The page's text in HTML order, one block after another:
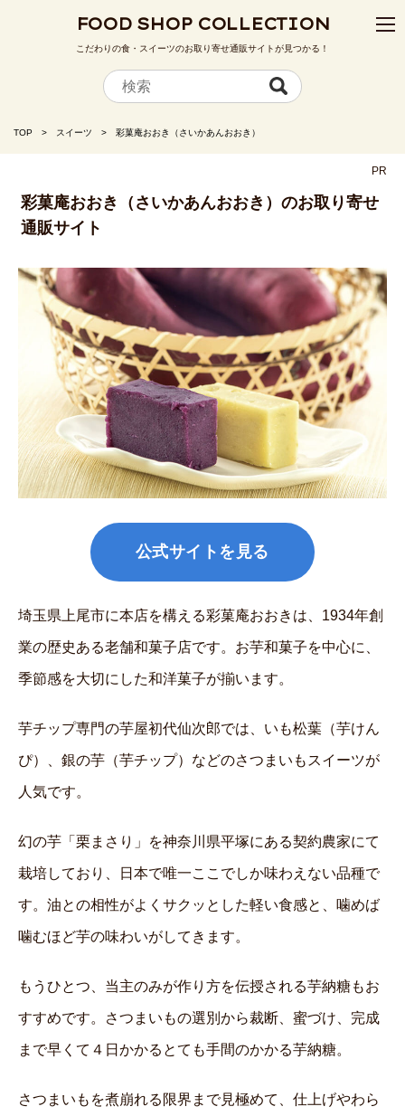
FOOD SHOP COLLECTION
こだわりの食・スイーツのお取り寄せ通販サイトが見つかる！
TOP スイーツ 彩菓庵おおき（さいかあんおおき）
PR
彩菓庵おおき（さいかあんおおき）のお取り寄せ
通販サイト
公式サイトを見る
埼玉県上尾市に本店を構える彩菓庵おおきは、1934年創
業の歴史ある老舗和菓子店です。お芋和菓子を中心に、
季節感を大切にした和洋菓子が揃います。
芋チップ専門の芋屋初代仙次郎では、いも松葉（芋けん
ぴ）、銀の芋（芋チップ）などのさつまいもスイーツが
人気です。
幻の芋「栗まさり」を神奈川県平塚にある契約農家にて
栽培しており、日本で唯一ここでしか味わえない品種で
す。油との相性がよくサクッとした軽い食感と、噛めば
噛むほど芋の味わいがしてきます。
もうひとつ、当主のみが作り方を伝授される芋納糖もお
すすめです。さつまいもの選別から裁断、蜜づけ、完成
まで早くて４日かかるとても手間のかかる芋納糖。
さつまいもを煮崩れる限界まで見極めて、仕上げやわら